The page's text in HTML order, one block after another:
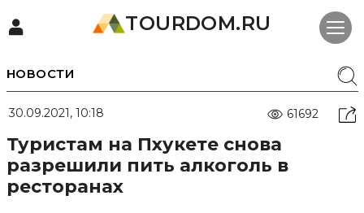
TOURDOM.RU
НОВОСТИ
30.09.2021, 10:18 61692
Туристам на Пхукете снова
разрешили пить алкоголь в
ресторанах